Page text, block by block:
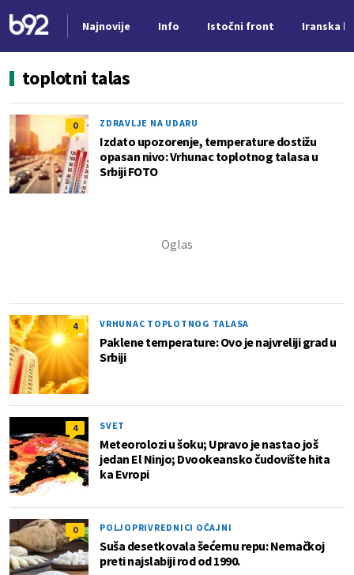
Najnovije Info Istočni front Iranska
toplotni talas
0 ZDRAVLJE NA UDARU
Izdato upozorenje, temperature dostižu
opasan nivo: Vrhunac toplotnog talasa u
Srbiji FOTO
4 VRHUNAC TOPLOTNOG TALASA
Paklene temperature: Ovo je najvreliji grad u
Srbiji
4 SVET
Meteorolozi u šoku; Upravo je nastao još
jedan El Ninjo; Dvookeansko čudovište hita
ka Evropi
0 POLJOPRIVREDNICI OČAJNI
Suša desetkovala šećernu repu: Nemačkoj
preti najslabiji rod od 1990.